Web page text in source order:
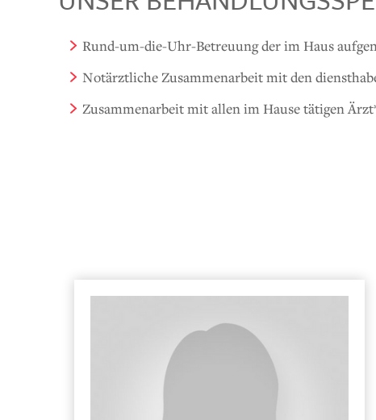
Rund-um-die-Uhr-Betreuung der im Haus
Notärztliche Zusammenarbeit mit den
Zusammenarbeit mit allen im Hause tätigen